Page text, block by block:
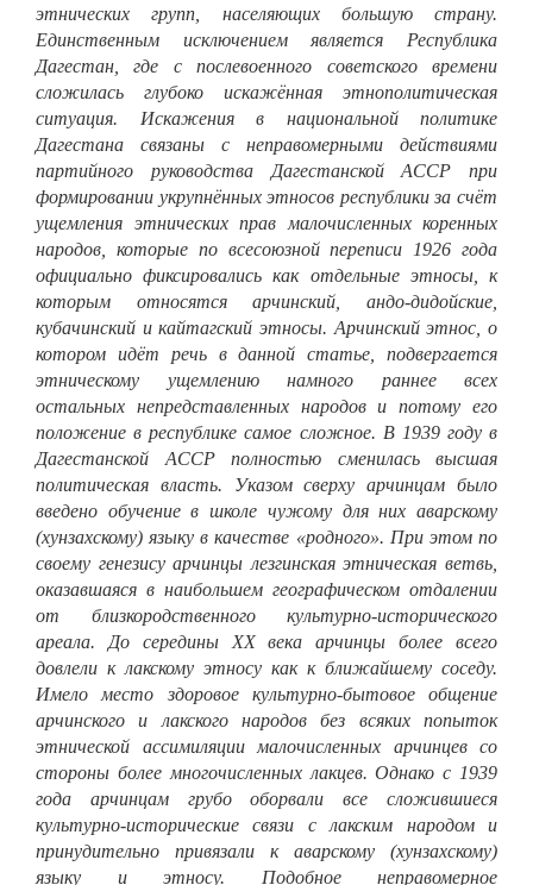
этнических групп, населяющих большую страну.
Единственным исключением является Республика
Дагестан, где с послевоенного советского времени
сложилась глубоко искажённая этнополитическая
ситуация. Искажения в национальной политике
Дагестана связаны с неправомерными действиями
партийного руководства Дагестанской АССР при
формировании укрупнённых этносов республики за счёт
ущемления этнических прав малочисленных коренных
народов, которые по всесоюзной переписи 1926 года
официально фиксировались как отдельные этносы, к
которым относятся арчинский, андо-дидойские,
кубачинский и кайтагский этносы. Арчинский этнос, о
котором идёт речь в данной статье, подвергается
этническому ущемлению намного раннее всех
остальных непредставленных народов и потому его
положение в республике самое сложное. В 1939 году в
Дагестанской АССР полностью сменилась высшая
политическая власть. Указом сверху арчинцам было
введено обучение в школе чужому для них аварскому
(хунзахскому) языку в качестве «родного». При этом по
своему генезису арчинцы лезгинская этническая ветвь,
оказавшаяся в наибольшем географическом отдалении
от близкородственного культурно-исторического
ареала. До середины XX века арчинцы более всего
довлели к лакскому этносу как к ближайшему соседу.
Имело место здоровое культурно-бытовое общение
арчинского и лакского народов без всяких попыток
этнической ассимиляции малочисленных арчинцев со
стороны более многочисленных лакцев. Однако с 1939
года арчинцам грубо оборвали все сложившиеся
культурно-исторические связи с лакским народом и
принудительно привязали к аварскому (хунзахскому)
языку и этносу. Подобное неправомерное